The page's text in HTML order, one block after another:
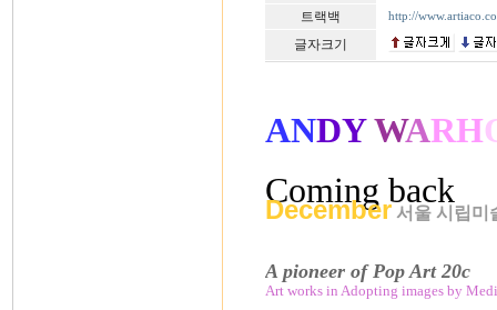
트랙백
http://
글자크기
ANDY WARH
Coming back
December서울 시립미
A pioneer of Pop Art 20c
Art works in Adopting images by